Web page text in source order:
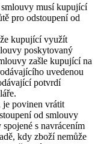
musí kupující
pro odstoupení od
kupující využít
poskytovaný
zašle kupující na
uvedenou
potvrdí
povinen vrátit
od smlouvy
s navrácením
kdy zboží nemůže